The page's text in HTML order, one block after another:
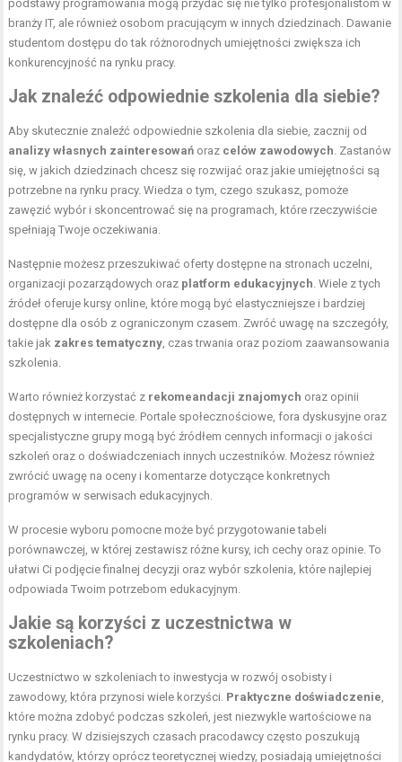
podstawy programowania mogą przydać się nie tylko profesjonalistom w
branży IT, ale również osobom pracującym w innych dziedzinach. Dawanie
studentom dostępu do tak różnorodnych umiejętności zwiększa ich
konkurencyjność na rynku pracy.
Jak znaleźć odpowiednie szkolenia dla siebie?
Aby skutecznie znaleźć odpowiednie szkolenia dla siebie, zacznij od
analizy własnych zainteresowań oraz celów zawodowych. Zastanów
się, w jakich dziedzinach chcesz się rozwijać oraz jakie umiejętności są
potrzebne na rynku pracy. Wiedza o tym, czego szukasz, pomoże
zawęzić wybór i skoncentrować się na programach, które rzeczywiście
spełniają Twoje oczekiwania.
Następnie możesz przeszukiwać oferty dostępne na stronach uczelni,
organizacji pozarządowych oraz platform edukacyjnych. Wiele z tych
źródeł oferuje kursy online, które mogą być elastyczniejsze i bardziej
dostępne dla osób z ograniczonym czasem. Zwróć uwagę na szczegóły,
takie jak zakres tematyczny, czas trwania oraz poziom zaawansowania
szkolenia.
Warto również korzystać z rekomeandacji znajomych oraz opinii
dostępnych w internecie. Portale społecznościowe, fora dyskusyjne oraz
specjalistyczne grupy mogą być źródłem cennych informacji o jakości
szkoleń oraz o doświadczeniach innych uczestników. Możesz również
zwrócić uwagę na oceny i komentarze dotyczące konkretnych
programów w serwisach edukacyjnych.
W procesie wyboru pomocne może być przygotowanie tabeli
porównawczej, w której zestawisz różne kursy, ich cechy oraz opinie. To
ułatwi Ci podjęcie finalnej decyzji oraz wybór szkolenia, które najlepiej
odpowiada Twoim potrzebom edukacyjnym.
Jakie są korzyści z uczestnictwa w
szkoleniach?
Uczestnictwo w szkoleniach to inwestycja w rozwój osobisty i
zawodowy, która przynosi wiele korzyści. Praktyczne doświadczenie,
które można zdobyć podczas szkoleń, jest niezwykle wartościowe na
rynku pracy. W dzisiejszych czasach pracodawcy często poszukują
kandydatów, którzy oprócz teoretycznej wiedzy, posiadają umiejętności